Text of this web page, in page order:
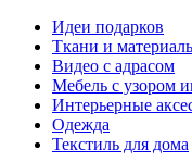
Идеи подарков
Ткани и
Видео с адрасом
Мебель с узором
Интерьерные
Одежда
Текстиль для дома